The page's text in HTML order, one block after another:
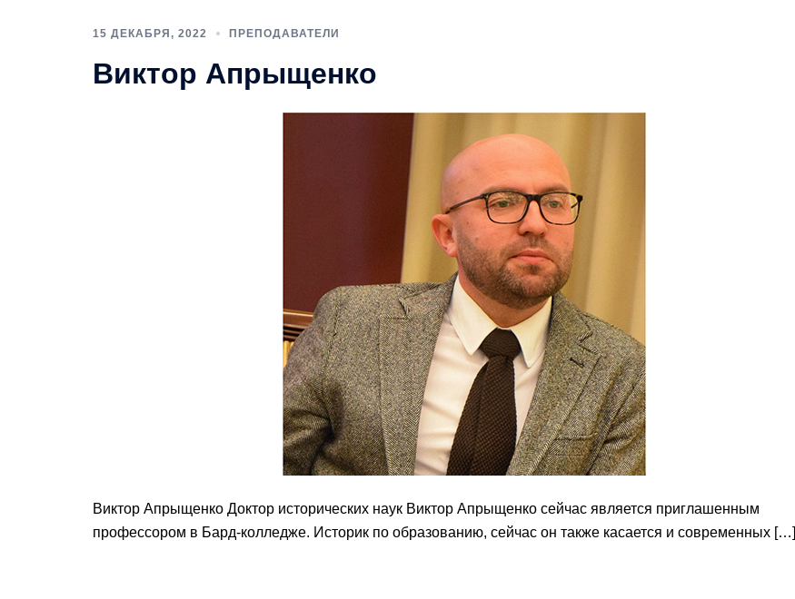
15 ДЕКАБРЯ, 2022 ПРЕПОДАВАТЕЛИ
Виктор Апрыщенко
Виктор Апрыщенко Доктор исторических наук Виктор Апрыщенко сейчас является приглашенным
профессором в Бард-колледже. Историк по образованию, сейчас он также касается и современных […]